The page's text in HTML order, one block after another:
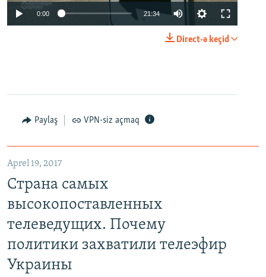
0:00 21:34
Direct-ə keçid
Paylaş VPN-siz açmaq
Aprel 19, 2017
Страна самых
высокопоставленных
телеведущих. Почему
политики захватили телеэфир
Украины